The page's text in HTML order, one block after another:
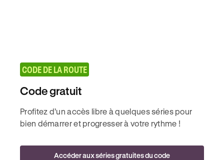
CODE DE LA ROUTE
Code gratuit
Profitez d’un accès libre à quelques séries pour
bien démarrer et progresser à votre rythme !
Accéder aux séries gratuites du code